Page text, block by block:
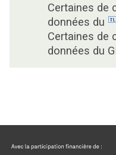
Certaines de
données du
Certaines de
données du